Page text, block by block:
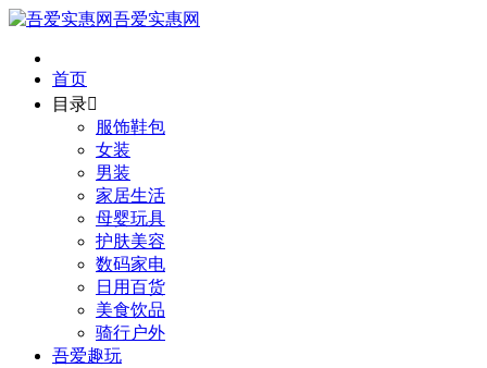
吾爱实惠网
首页
目录
服饰鞋包
女装
男装
家居生活
母婴玩具
护肤美容
数码家电
日用百货
美食饮品
骑行户外
吾爱趣玩